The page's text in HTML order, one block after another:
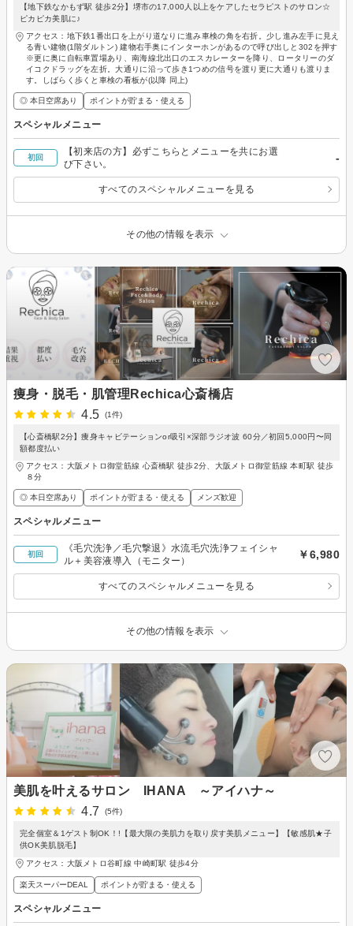
【地下鉄なかもず駅 徒歩2分】堺市の17,000人以上をケアしたセラピストのサロン☆
ピカピカ美肌に♪
アクセス：地下鉄1番出口を上がり道なりに進み車検の角を右折。少し進み左手に見え
る青い建物(1階ダルトン) 建物右手奥にインターホンがあるので呼び出しと302を押す
※更に奥に自転車置場あり、南海線北出口のエスカレーターを降り、ロータリーのダ
イコクドラッグを左折。大通りに沿って歩き1つめの信号を渡り更に大通りも渡りま
す。しばらく歩くと車検の看板が(以降 同上)
◎ 本日空席あり ポイントが貯まる・使える
スペシャルメニュー
初回
【初来店の方】必ずこちらとメニューを共にお選
び下さい。
-
すべてのスペシャルメニューを見る
その他の情報を表示
痩身・脱毛・肌管理Rechica心斎橋店
4.5
(1件)
【心斎橋駅2分】痩身キャビテーションor吸引×深部ラジオ波 60分／初回5,000円〜同
額都度払い
アクセス：大阪メトロ御堂筋線 心斎橋駅 徒歩2分、大阪メトロ御堂筋線 本町駅 徒歩
８分
◎ 本日空席あり ポイントが貯まる・使える メンズ歓迎
スペシャルメニュー
初回
《毛穴洗浄／毛穴撃退》水流毛穴洗浄フェイシャ
ル＋美容液導入（モニター）
￥6,980
すべてのスペシャルメニューを見る
その他の情報を表示
美肌を叶えるサロン IHANA ～アイハナ～
4.7
(5件)
完全個室＆1ゲスト制OK！!【最大限の美肌力を取り戻す美肌メニュー】【敏感肌★子
供OK美肌脱毛】
アクセス：大阪メトロ谷町線 中崎町駅 徒歩4分
楽天スーパーDEAL ポイントが貯まる・使える
スペシャルメニュー